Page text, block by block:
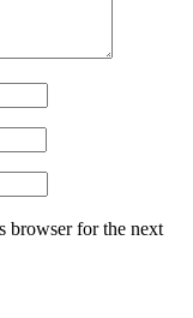
browser for the next